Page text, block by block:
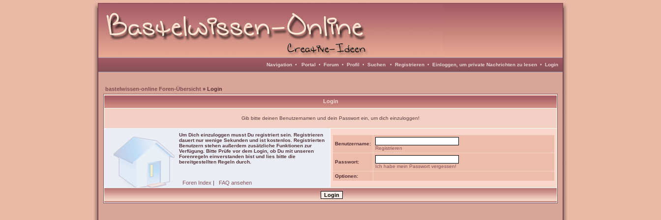
Navigation • Portal • Forum • Profil • Suchen • Registrieren • Einloggen, um private Nachrichten zu lesen • Login
bastelwissen-online Foren-Übersicht » Login
Login
Gib bitte deinen Benutzernamen und dein Passwort ein, um dich einzuloggen!
Um Dich einzuloggen musst Du registriert sein. Registrieren
dauert nur wenige Sekunden und ist kostenlos. Registrierten
Benutzern stehen außerdem zusätzliche Funktionen zur
Verfügung. Bitte Prüfe vor dem Login, ob Du mit unseren
Forenregeln einverstanden bist und lies bitte die
bereitgestellten Regeln durch.
Foren Index | FAQ ansehen
Benutzername:
Registrieren
Passwort:
Ich habe mein Passwort vergessen!
Optionen: